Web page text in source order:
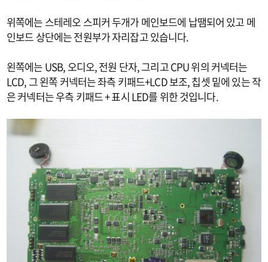
위쪽에는 스테레오 스피커 두개가 메인보드에 납땜되어 있고 메
인보드 상단에는 전원부가 자리잡고 있습니다.
왼쪽에는 USB, 오디오, 전원 단자, 그리고 CPU 위의 커넥터는
LCD, 그 왼쪽 커넥터는 좌측 키패드+LCD 보조, 칩셋 밑에 있는 작
은 커넥터는 우측 키패드 + 표시 LED를 위한 것입니다.